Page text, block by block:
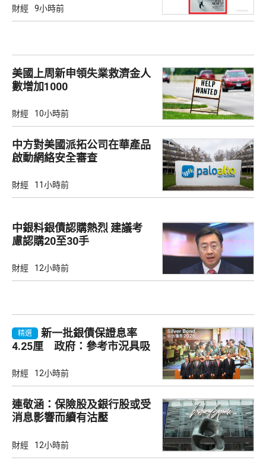
財經 9小時前
美國上周新申領失業救濟金人
數增加1000
財經 10小時前
中方對美國派拓公司在華產品
啟動網絡安全審查
財經 11小時前
中銀料銀債認購熱烈 建議考
慮認購20至30手
財經 12小時前
精選
新一批銀債保證息率
4.25厘 政府：參考市況具吸
財經 12小時前
連敬涵：保險股及銀行股或受
消息影響而續有沽壓
財經 12小時前